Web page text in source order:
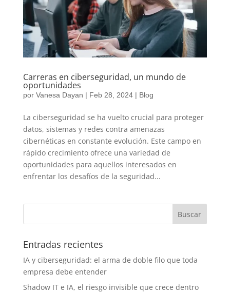
Carreras en ciberseguridad, un mundo de
oportunidades
por Vanesa Dayan | Feb 28, 2024| Blog
La ciberseguridad se ha vuelto crucial para proteger
datos, sistemas y redes contra amenazas
cibernéticas en constante evolución. Este campo en
rápido crecimiento ofrece una variedad de
oportunidades para aquellos interesados en
enfrentar los desafíos de la seguridad...
Entradas recientes
IA y ciberseguridad: el arma de doble filo que toda
empresa debe entender
Shadow IT e IA, el riesgo invisible que crece dentro